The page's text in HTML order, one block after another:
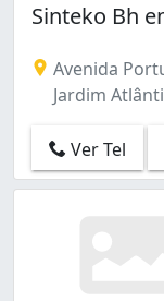
Sinteko Bh
Avenida
Jardim
Ver Tel